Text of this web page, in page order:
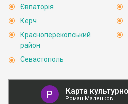
Євпаторія
Керч
Красноперекопський
район
Севастополь